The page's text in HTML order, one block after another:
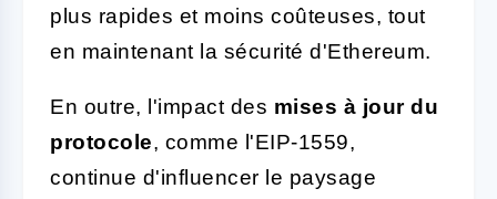
plus rapides et moins coûteuses, tout
en maintenant la sécurité d'Ethereum.
En outre, l'impact des mises à jour du
protocole, comme l'EIP-1559,
continue d'influencer le paysage